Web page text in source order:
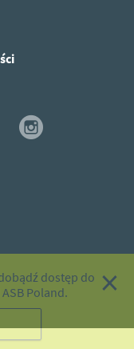
dostęp do
Poland.
×